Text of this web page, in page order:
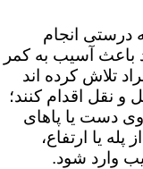
انجام
باعث آسیب به کمر
تلاش کرده اند
نقل اقدام کنند؛
دست یا پاهای
یا ارتفاع،
وارد شود.